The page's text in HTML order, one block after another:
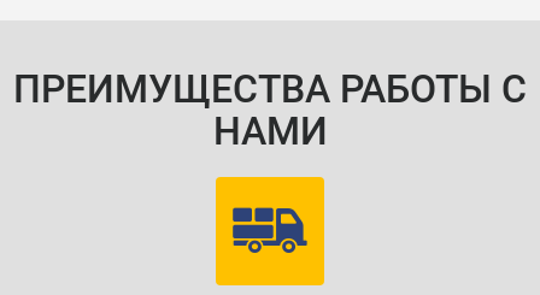
ПРЕИМУЩЕСТВА РАБОТЫ С
НАМИ